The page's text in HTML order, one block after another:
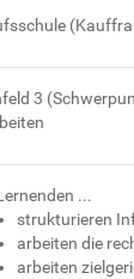
3
...
strukturieren
arbeiten die
arbeiten